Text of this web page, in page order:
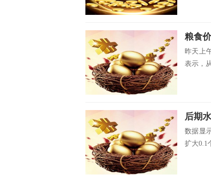
粮食
昨天上
表示，
后期
数据显
扩大0.1